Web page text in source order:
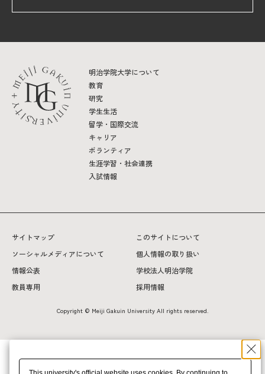
明治学院大学について
教育
研究
学生生活
留学・国際交流
キャリア
ボランティア
生涯学習・社会連携
入試情報
サイトマップ
このサイトについて
ソーシャルメディアについて
個人情報の取り扱い
情報公表
学校法人明治学院
教員専用
採用情報
Copyright © Meiji Gakuin University All rights reserved.